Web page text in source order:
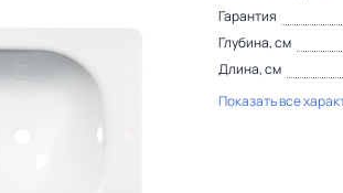
Гарантия
Глубина, см
Длина, см
Показать все